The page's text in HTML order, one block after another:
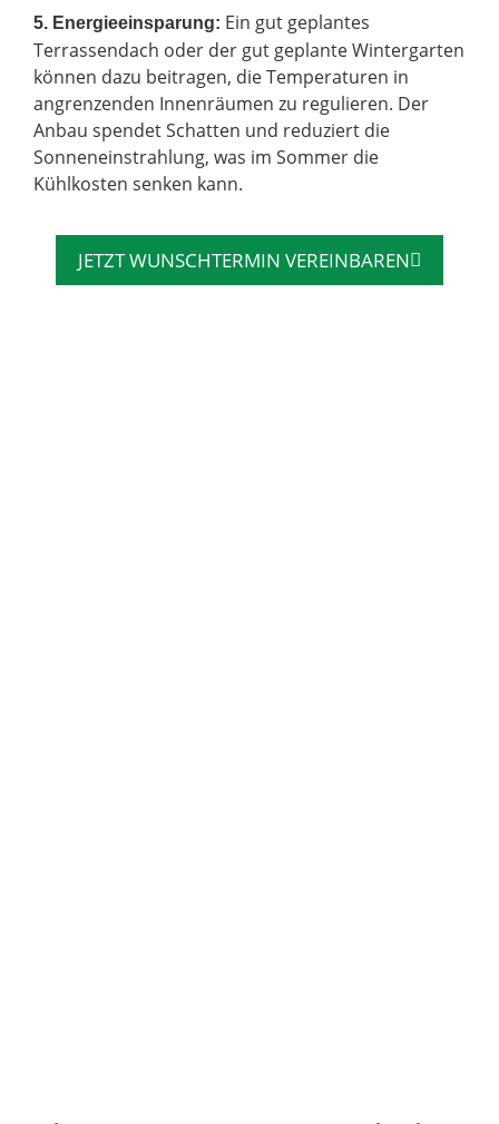
5. Energieeinsparung: Ein gut geplantes
Terrassendach oder der gut geplante Wintergarten
können dazu beitragen, die Temperaturen in
angrenzenden Innenräumen zu regulieren. Der
Anbau spendet Schatten und reduziert die
Sonneneinstrahlung, was im Sommer die
Kühlkosten senken kann.
JETZT WUNSCHTERMIN VEREINBAREN